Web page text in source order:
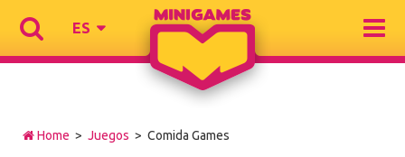
ES
Home > Juegos > Comida Games